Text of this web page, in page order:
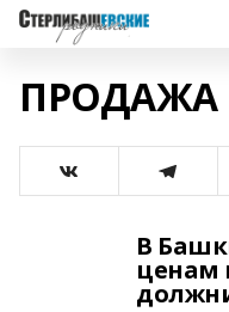
ПРОДАЖА
В
ценам